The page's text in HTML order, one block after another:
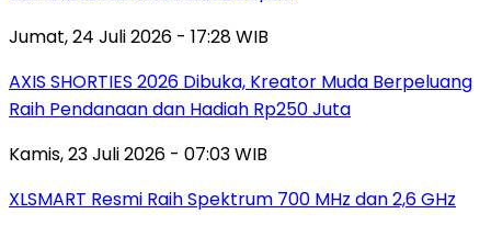
Jumat, 24 Juli 2026 - 17:28 WIB
AXIS SHORTIES 2026 Dibuka, Kreator Muda Berpeluang
Raih Pendanaan dan Hadiah Rp250 Juta
Kamis, 23 Juli 2026 - 07:03 WIB
XLSMART Resmi Raih Spektrum 700 MHz dan 2,6 GHz